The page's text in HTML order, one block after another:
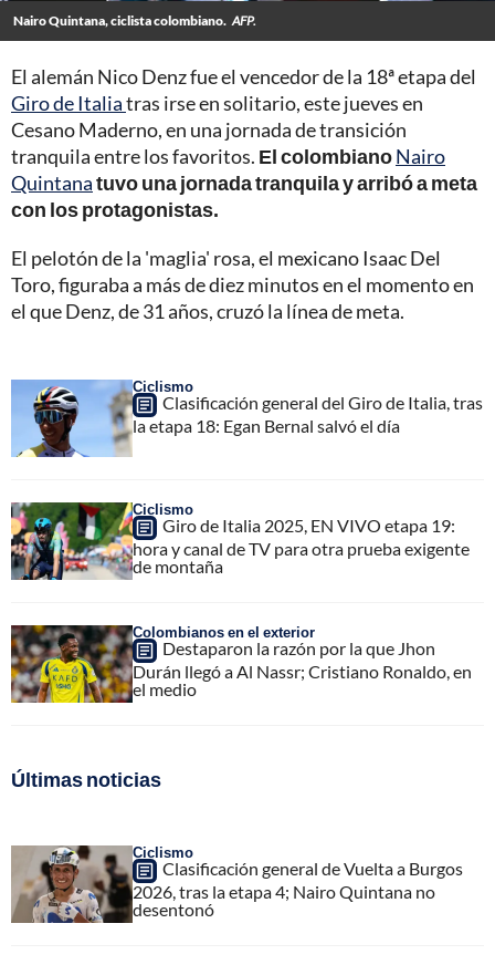
Nairo Quintana, ciclista colombiano. AFP.
El alemán Nico Denz fue el vencedor de la 18ª etapa del
Giro de Italiatras irse en solitario, este jueves en
Cesano Maderno, en una jornada de transición
tranquila entre los favoritos. El colombianoNairo
Quintanatuvo una jornada tranquila y arribó a meta
con los protagonistas.
El pelotón de la 'maglia' rosa, el mexicano Isaac Del
Toro, figuraba a más de diez minutos en el momento en
el que Denz, de 31 años, cruzó la línea de meta.
Ciclismo
Clasificación general del Giro de Italia, tras
la etapa 18: Egan Bernal salvó el día
Ciclismo
Giro de Italia 2025, EN VIVO etapa 19:
hora y canal de TV para otra prueba exigente
de montaña
Colombianos en el exterior
Destaparon la razón por la que Jhon
Durán llegó a Al Nassr; Cristiano Ronaldo, en
el medio
Últimas noticias
Ciclismo
Clasificación general de Vuelta a Burgos
2026, tras la etapa 4; Nairo Quintana no
desentonó